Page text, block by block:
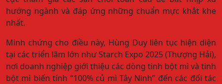
hướng ngành và đáp ứng những chuẩn mực khắt khe
nhất.
Minh chứng cho điều này, Hùng Duy liên tục hiện diện
tại các triển lãm lớn như Starch Expo 2025 (Thượng Hải),
nơi doanh nghiệp giới thiệu các dòng tinh bột mì và tinh
bột mì biến tính “100% củ mì Tây Ninh” đến các đối tác